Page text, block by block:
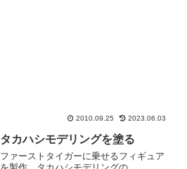
2010.09.25 2023.06.03
タカハシモデリングを塗る
ファーストタイガーに乗せるフィギュア